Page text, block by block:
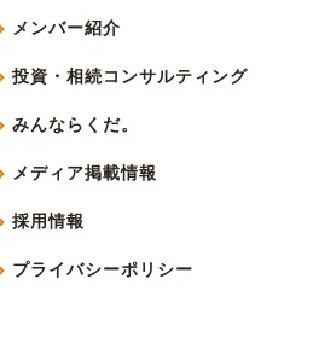
メンバー紹介
投資・相続コンサルティング
みんならくだ。
メディア掲載情報
採用情報
プライバシーポリシー